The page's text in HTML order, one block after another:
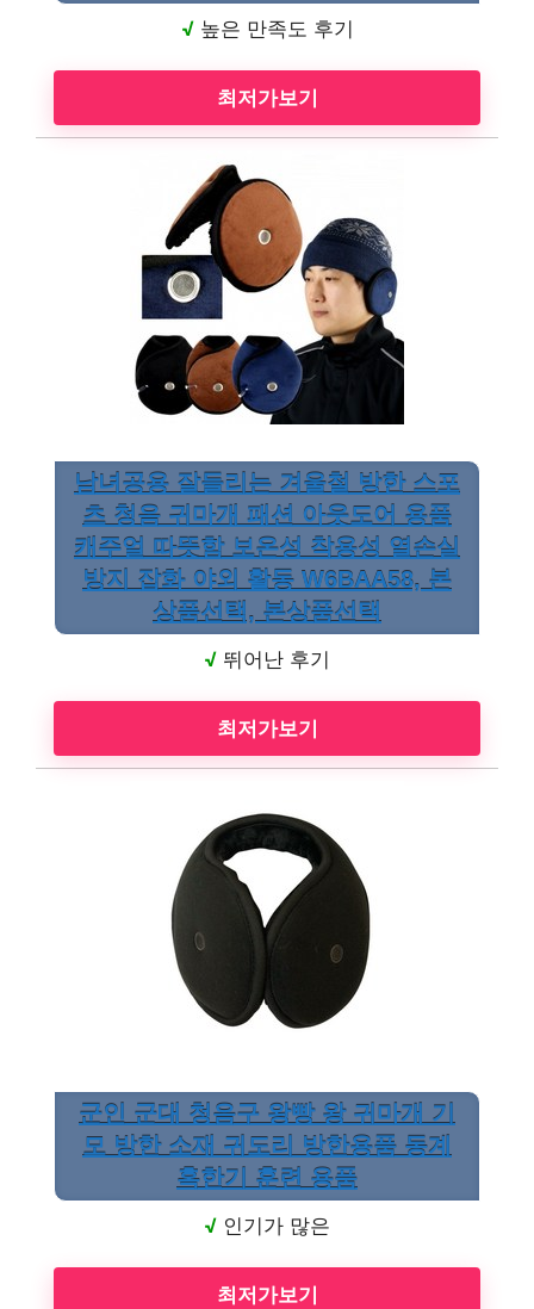
√높은 만족도 후기
최저가보기
남녀공용 잘들리는 겨울철 방한 스포
츠 청음 귀마개 패션 아웃도어 용품
캐주얼 따뜻함 보온성 착용성 열손실
방지 잡화 야외 활동 W6BAA58, 본
상품선택, 본상품선택
√ 뛰어난 후기
최저가보기
군인 군대 청음구 왕빵 왕 귀마개 기
모 방한 소재 귀도리 방한용품 동계
혹한기 훈련 용품
√ 인기가 많은
최저가보기